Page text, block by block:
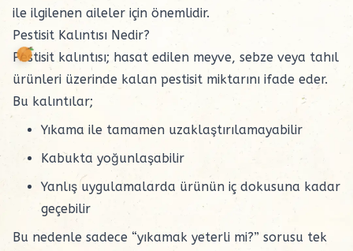
ile ilgilenen aileler için önemlidir.
Pestisit Kalıntısı Nedir?
Pestisit kalıntısı; hasat edilen meyve, sebze veya tahıl
ürünleri üzerinde kalan pestisit miktarını ifade eder.
Bu kalıntılar;
Yıkama ile tamamen uzaklaştırılamayabilir
Kabukta yoğunlaşabilir
Yanlış uygulamalarda ürünün iç dokusuna kadar
geçebilir
Bu nedenle sadece “yıkamak yeterli mi?” sorusu tek